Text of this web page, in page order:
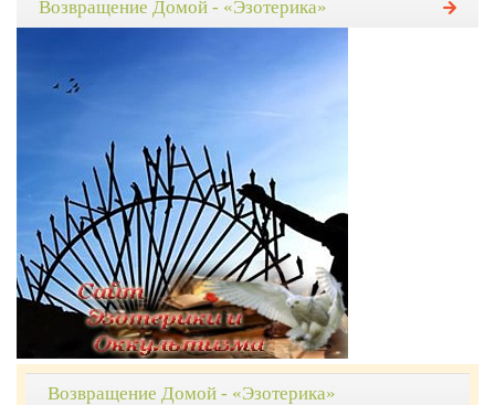
Возвращение Домой - «Эзотерика»
Возвращение Домой - «Эзотерика»